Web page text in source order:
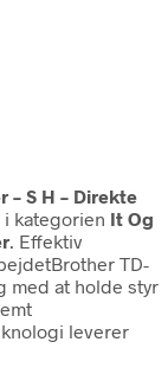
– S H – Direkte
i kategorien It Og
. Effektiv
TD-
med at holde styr
leverer